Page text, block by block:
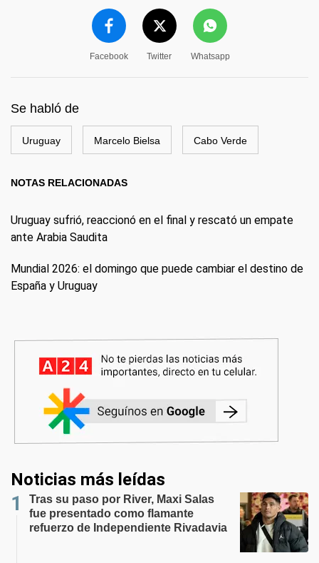
Facebook Twitter Whatsapp
Se habló de
Uruguay Marcelo Bielsa Cabo Verde
NOTAS RELACIONADAS
Uruguay sufrió, reaccionó en el final y rescató un empate
ante Arabia Saudita
Mundial 2026: el domingo que puede cambiar el destino de
España y Uruguay
Noticias más leídas
Tras su paso por River, Maxi Salas
fue presentado como flamante
refuerzo de Independiente Rivadavia